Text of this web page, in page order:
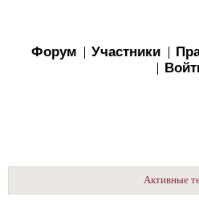
Форум Участники
Активные